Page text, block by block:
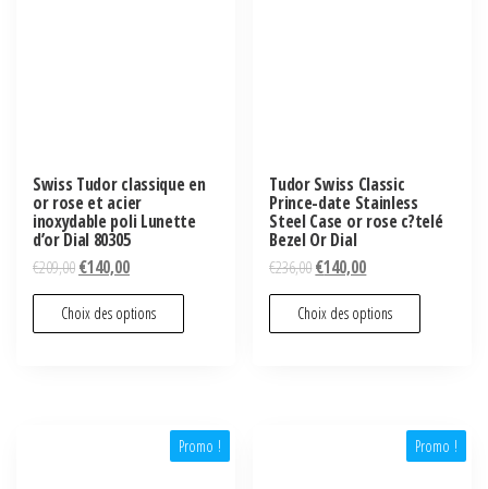
Swiss Tudor classique en
or rose et acier
inoxydable poli Lunette
d’or Dial 80305
€209,00€140,00
Choix des options
Tudor Swiss Classic
Prince-date Stainless
Steel Case or rose c?telé
Bezel Or Dial
€236,00€140,00
Choix des options
Promo ! Promo !